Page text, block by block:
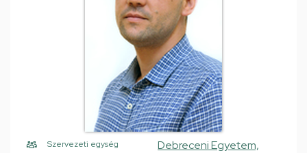
Szervezeti egység
Debreceni Egyetem,